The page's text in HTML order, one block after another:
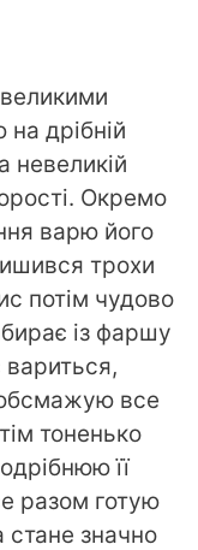
дрібній
невеликій
Окремо
варю його
трохи
потім чудово
із фаршу
вариться,
все
тоненько
її
разом готую
стане значно